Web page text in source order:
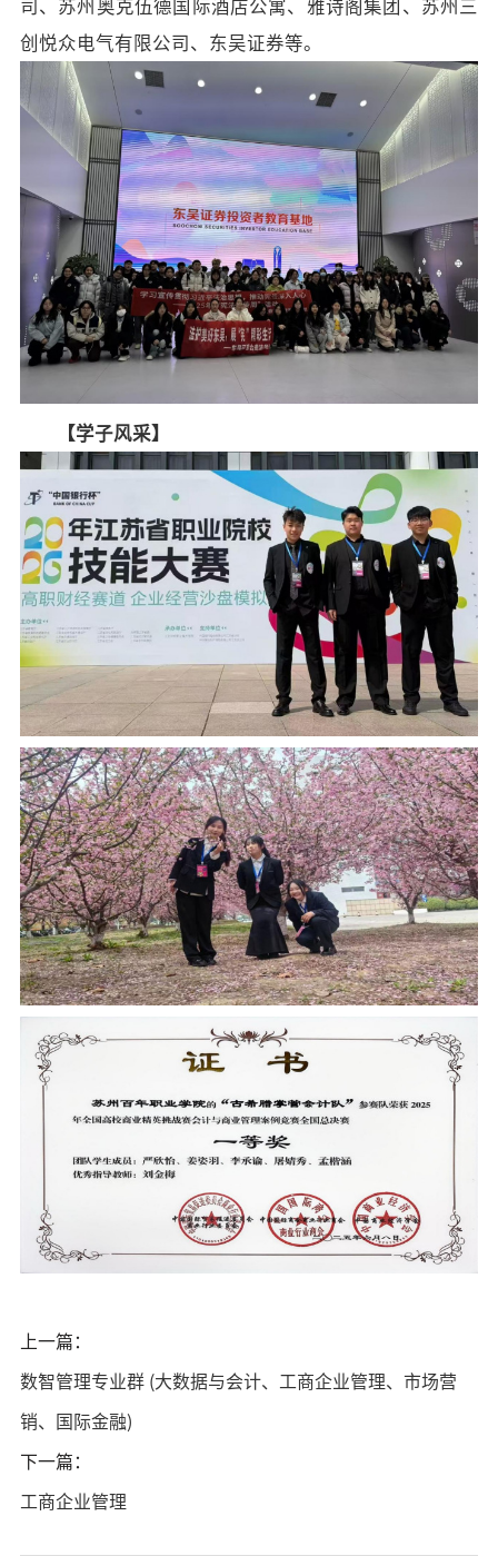
司、苏州奥克伍德国际酒店公寓、雅诗阁集团、苏州三
创悦众电气有限公司、东吴证券等。
【学子风采】
上一篇：
数智管理专业群 (大数据与会计、工商企业管理、市场营
销、国际金融)
下一篇：
工商企业管理